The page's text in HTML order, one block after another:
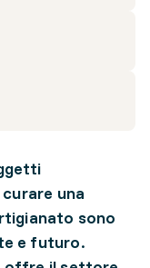
una
sono
e futuro.